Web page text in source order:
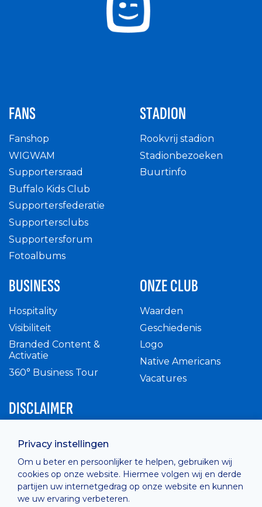
Privacy instellingen
Om u beter en persoonlijker te helpen, gebruiken wij
cookies op onze website. Hiermee volgen wij en derde
partijen uw internetgedrag op onze website en kunnen
we uw ervaring verbeteren.
FANS
Fanshop
WIGWAM
Supportersraad
Buffalo Kids Club
Supportersfederatie
Supportersclubs
Supportersforum
Fotoalbums
STADION
Rookvrij stadion
Stadionbezoeken
Buurtinfo
BUSINESS
Hospitality
Visibiliteit
Branded Content &
Activatie
360° Business Tour
ONZE CLUB
Waarden
Geschiedenis
Logo
Native Americans
Vacatures
DISCLAIMER
Privacy Policy
Cashless
verkoopsvoorwaarden
Cookie Policy